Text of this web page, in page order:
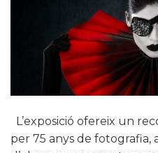
L’exposició ofereix un
per 75 anys de fotografia,